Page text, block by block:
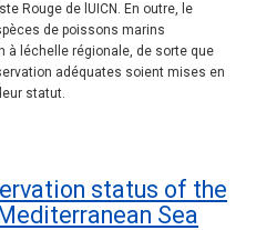
Rouge de lUICN. En outre, le
de poissons marins
à léchelle régionale, de sorte que
adéquates soient mises en
statut.
status of the
Sea